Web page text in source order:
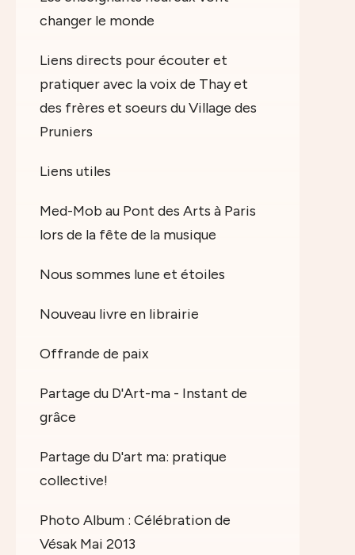
changer le monde
Liens directs pour écouter et
pratiquer avec la voix de Thay et
des frères et soeurs du Village des
Pruniers
Liens utiles
Med-Mob au Pont des Arts à Paris
lors de la fête de la musique
Nous sommes lune et étoiles
Nouveau livre en librairie
Offrande de paix
Partage du D'Art-ma - Instant de
grâce
Partage du D'art ma: pratique
collective!
Photo Album : Célébration de
Vésak Mai 2013